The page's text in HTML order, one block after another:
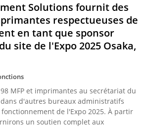
Solutions fournit des
respectueuses de
en tant que sponsor
site de l'Expo 2025 Osaka,
MFP et imprimantes au secrétariat du
d'autres bureaux administratifs
de l'Expo 2025. À partir
un soutien complet aux